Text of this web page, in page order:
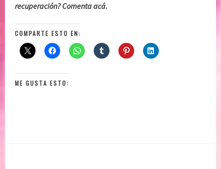
recuperación? Comenta acá.
COMPARTE ESTO EN:
ME GUSTA ESTO: